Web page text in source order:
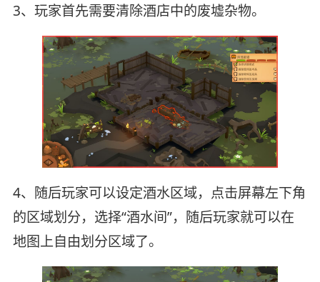
3、玩家首先需要清除酒店中的废墟杂物。
4、随后玩家可以设定酒水区域，点击屏幕左下角
的区域划分，选择“酒水间”，随后玩家就可以在
地图上自由划分区域了。